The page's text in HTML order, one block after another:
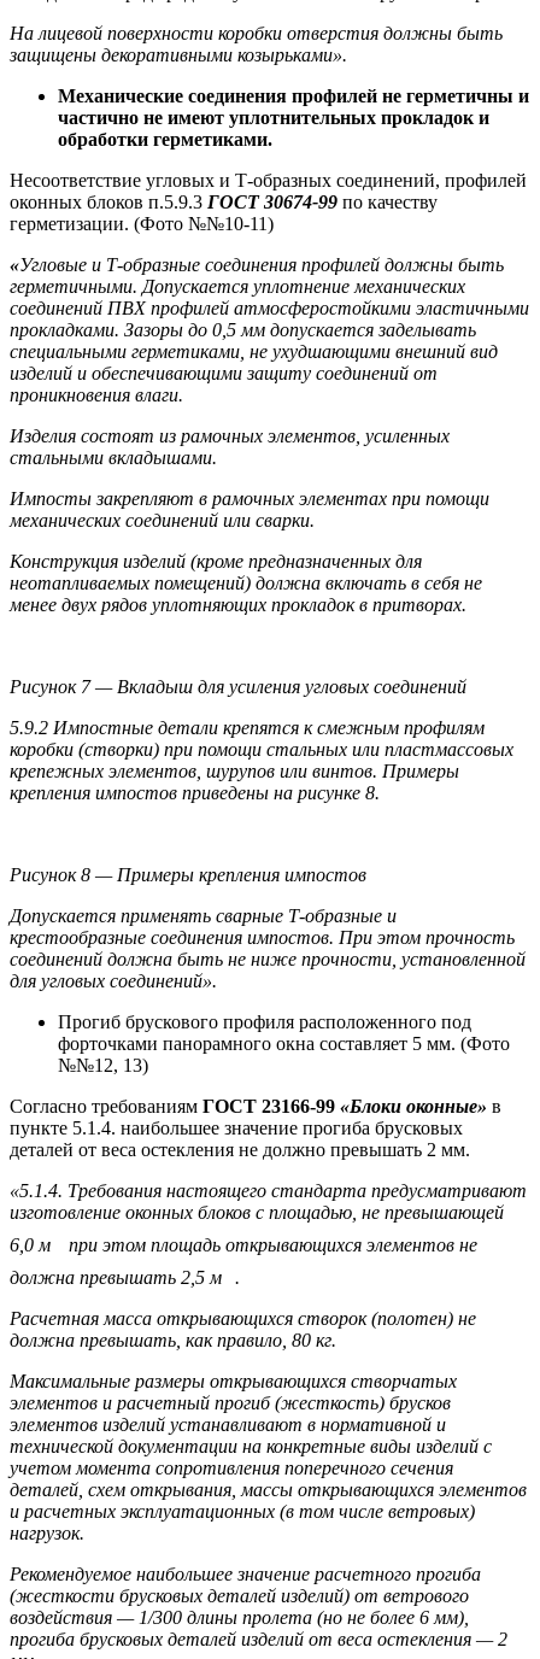
На лицевой поверхности коробки отверстия должны быть
защищены декоративными козырьками».
Механические соединения профилей не герметичны и
частично не имеют уплотнительных прокладок и
обработки герметиками.
Несоответствие угловых и Т-образных соединений, профилей
оконных блоков п.5.9.3 ГОСТ 30674-99 по качеству
герметизации. (Фото №№10-11)
«Угловые и Т-образные соединения профилей должны быть
герметичными. Допускается уплотнение механических
соединений ПВХ профилей атмосферостойкими эластичными
прокладками. Зазоры до 0,5 мм допускается заделывать
специальными герметиками, не ухудшающими внешний вид
изделий и обеспечивающими защиту соединений от
проникновения влаги.
Изделия состоят из рамочных элементов, усиленных
стальными вкладышами.
Импосты закрепляют в рамочных элементах при помощи
механических соединений или сварки.
Конструкция изделий (кроме предназначенных для
неотапливаемых помещений) должна включать в себя не
менее двух рядов уплотняющих прокладок в притворах.
Рисунок 7 — Вкладыш для усиления угловых соединений
5.9.2 Импостные детали крепятся к смежным профилям
коробки (створки) при помощи стальных или пластмассовых
крепежных элементов, шурупов или винтов. Примеры
крепления импостов приведены на рисунке 8.
Рисунок 8 — Примеры крепления импостов
Допускается применять сварные Т-образные и
крестообразные соединения импостов. При этом прочность
соединений должна быть не ниже прочности, установленной
для угловых соединений».
Прогиб брускового профиля расположенного под
форточками панорамного окна составляет 5 мм. (Фото
№№12, 13)
Согласно требованиям ГОСТ 23166-99 «Блоки оконные» в
пункте 5.1.4. наибольшее значение прогиба брусковых
деталей от веса остекления не должно превышать 2 мм.
«5.1.4. Требования настоящего стандарта предусматривают
изготовление оконных блоков с площадью, не превышающей
6,0 м
при этом площадь открывающихся элементов не
должна превышать 2,5 м
.
Расчетная масса открывающихся створок (полотен) не
должна превышать, как правило, 80 кг.
Максимальные размеры открывающихся створчатых
элементов и расчетный прогиб (жесткость) брусков
элементов изделий устанавливают в нормативной и
технической документации на конкретные виды изделий с
учетом момента сопротивления поперечного сечения
деталей, схем открывания, массы открывающихся элементов
и расчетных эксплуатационных (в том числе ветровых)
нагрузок.
Рекомендуемое наибольшее значение расчетного прогиба
(жесткости брусковых деталей изделий) от ветрового
воздействия — 1/300 длины пролета (но не более 6 мм),
прогиба брусковых деталей изделий от веса остекления — 2